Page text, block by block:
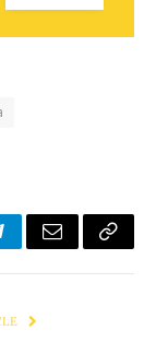
Email Copy